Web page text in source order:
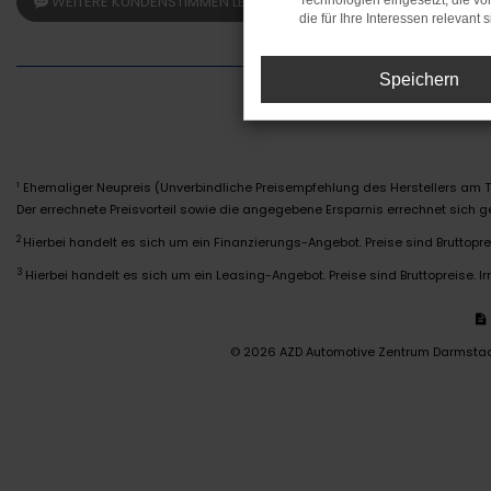
1 Ehemaliger Neupreis (Unverbindliche Preisempfehlung des Herstellers am
Der errechnete Preisvorteil sowie die angegebene Ersparnis errechnet
2 Hierbei handelt es sich um ein Finanzierungs-Angebot. Preise sind
3 Hierbei handelt es sich um ein Leasing-Angebot. Preise sind Bruttopreise.
© 2026 AZD Automotive Zentrum
die für Ihre Interessen relevant
Speichern